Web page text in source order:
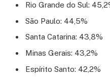
Rio Grande do Sul:
São Paulo: 44,5%
Santa Catarina: 43,8%
Minas Gerais: 43,2%
Espírito Santo: 42,2%